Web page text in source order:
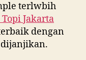
terlwbih
Jakarta
dengan